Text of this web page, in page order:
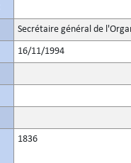
Secrétaire général de
16/11/1994
1836